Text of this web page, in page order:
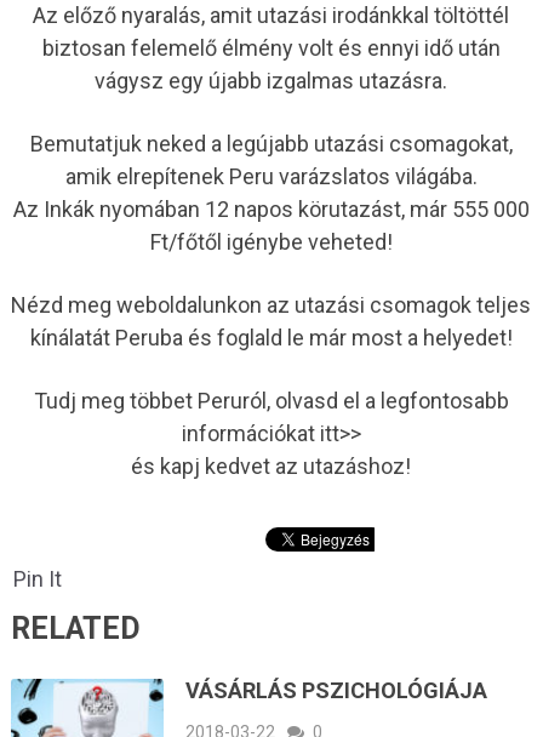
Az előző nyaralás, amit utazási irodánkkal töltöttél
biztosan felemelő élmény volt és ennyi idő után
vágysz egy újabb izgalmas utazásra.
Bemutatjuk neked a legújabb utazási csomagokat,
amik elrepítenek Peru varázslatos világába.
Az Inkák nyomában 12 napos körutazást, már 555 000
Ft/főtől igénybe veheted!
Nézd meg weboldalunkon az utazási csomagok teljes
kínálatát Peruba és foglald le már most a helyedet!
Tudj meg többet Peruról, olvasd el a legfontosabb
információkat itt>>
és kapj kedvet az utazáshoz!
Pin It
RELATED
VÁSÁRLÁS PSZICHOLÓGIÁJA
2018-03-22 0